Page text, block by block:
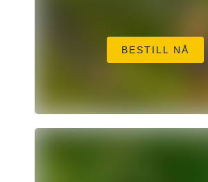
BESTILL NÅ